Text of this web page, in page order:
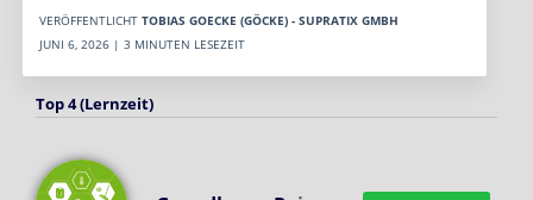
VERÖFFENTLICHT TOBIAS GOECKE (GÖCKE) - SUPRATIX GMBH
JUNI 6, 2026 | 3 MINUTEN LESEZEIT
Top 4 (Lernzeit)